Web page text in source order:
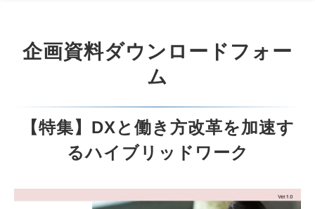
セミナー集客がしたい
アンケート調査がしたい
企画資料ダウンロードフォー
ム
【特集】DXと働き方改革を加速す
るハイブリッドワーク